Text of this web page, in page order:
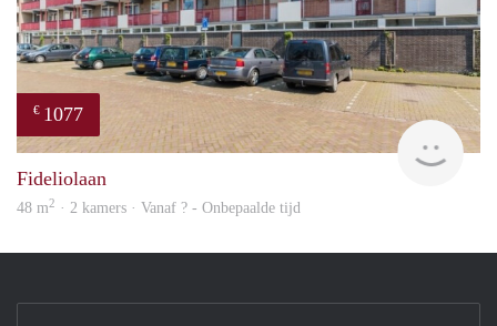
€ 1077
Fideliolaan
48 m2 · 2 kamers · Vanaf ? - Onbepaalde tijd